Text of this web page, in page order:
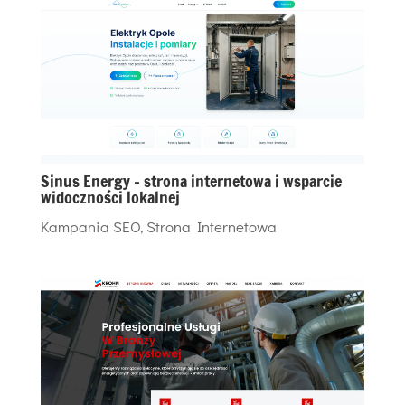
Sinus Energy – strona internetowa i wsparcie
widoczności lokalnej
Kampania SEO, Strona Internetowa